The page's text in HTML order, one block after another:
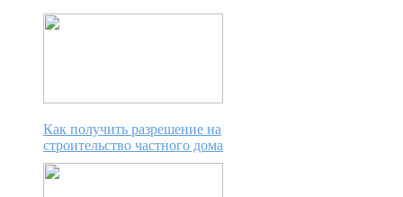
Как получить разрешение на
строительство частного дома